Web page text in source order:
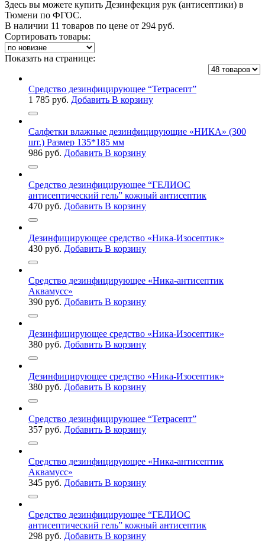
Здесь вы можете купить Дезинфекция рук (антисептики) в
Тюмени по ФГОС.
В наличии 11 товаров по цене от 294 руб.
Сортировать товары:
Показать на странице:
Средство дезинфицирующее “Тетрасепт”
1 785 руб. Добавить В корзину
Салфетки влажные дезинфицирующие «НИКА» (300
шт.) Размер 135*185 мм
986 руб. Добавить В корзину
Средство дезинфицирующее “ГЕЛИОС
антисептический гель” кожный антисептик
470 руб. Добавить В корзину
Дезинфицирующее средство «Ника-Изосептик»
430 руб. Добавить В корзину
Средство дезинфицирующее «Ника-антисептик
Аквамусс»
390 руб. Добавить В корзину
Дезинфицирующее средство «Ника-Изосептик»
380 руб. Добавить В корзину
Дезинфицирующее средство «Ника-Изосептик»
380 руб. Добавить В корзину
Средство дезинфицирующее “Тетрасепт”
357 руб. Добавить В корзину
Средство дезинфицирующее «Ника-антисептик
Аквамусс»
345 руб. Добавить В корзину
Средство дезинфицирующее “ГЕЛИОС
антисептический гель” кожный антисептик
298 руб. Добавить В корзину